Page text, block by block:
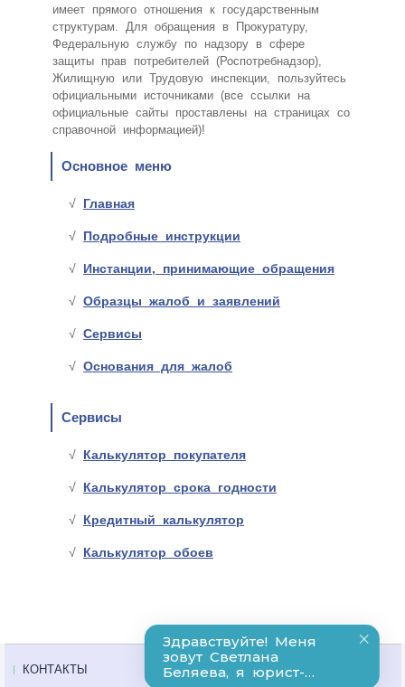
имеет прямого отношения к государственным
структурам. Для обращения в Прокуратуру,
Федеральную службу по надзору в сфере
защиты прав потребителей (Роспотребнадзор),
Жилищную или Трудовую инспекции, пользуйтесь
официальными источниками (все ссылки на
официальные сайты проставлены на страницах со
справочной информацией)!
Основное меню
Главная
Подробные инструкции
Инстанции, принимающие обращения
Образцы жалоб и заявлений
Сервисы
Основания для жалоб
Сервисы
Калькулятор покупателя
Калькулятор срока годности
Кредитный калькулятор
Калькулятор обоев
КОНТАКТЫ